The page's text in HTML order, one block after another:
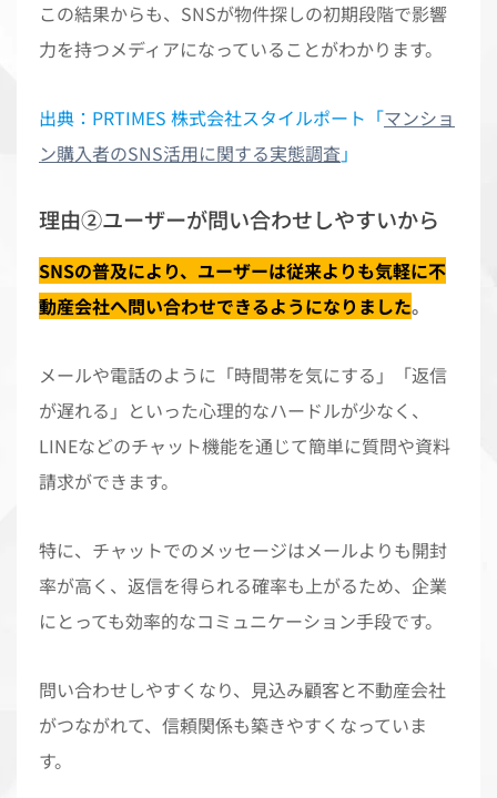
この結果からも、SNSが物件探しの初期段階で影響
力を持つメディアになっていることがわかります。
出典：PRTIMES 株式会社スタイルポート「マンショ
ン購入者のSNS活用に関する実態調査 」
理由②ユーザーが問い合わせしやすいから
SNSの普及により、ユーザーは従来よりも気軽に不
動産会社へ問い合わせできるようになりました。
メールや電話のように「時間帯を気にする」「返信
が遅れる」といった心理的なハードルが少なく、
LINEなどのチャット機能を通じて簡単に質問や資料
請求ができます。
特に、チャットでのメッセージはメールよりも開封
率が高く、返信を得られる確率も上がるため、企業
にとっても効率的なコミュニケーション手段です。
問い合わせしやすくなり、見込み顧客と不動産会社
がつながれて、信頼関係も築きやすくなっていま
す。